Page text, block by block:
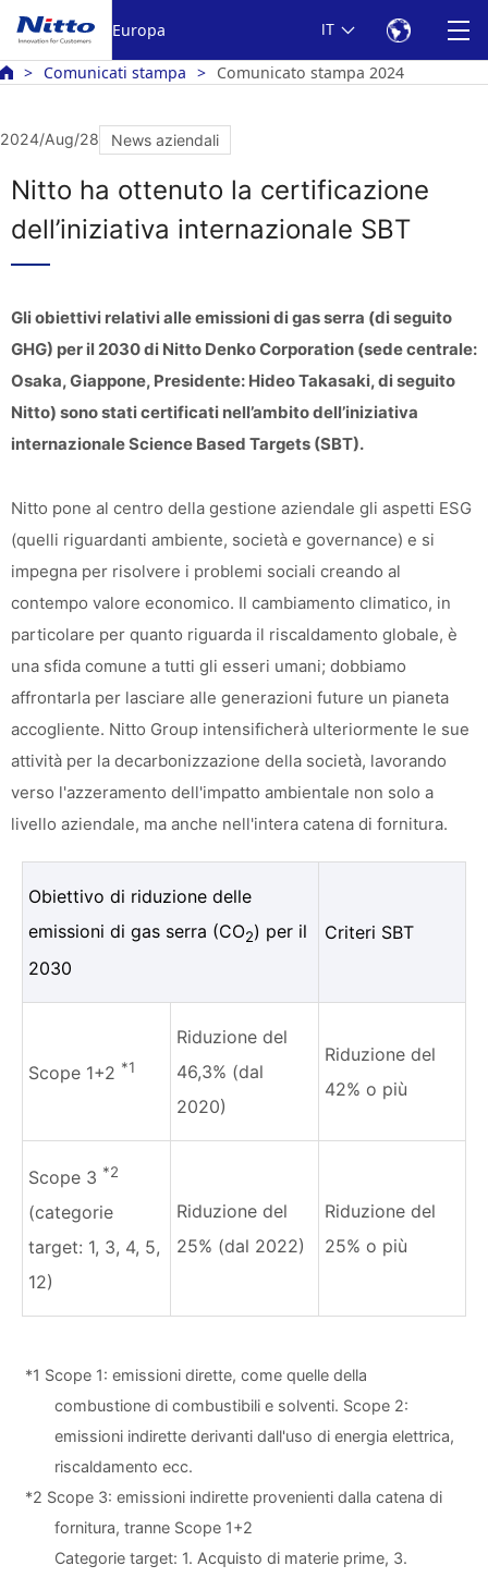
Europa IT
Comunicati stampa Comunicato stampa 2024
2024/Aug/28 News aziendali
Nitto ha ottenuto la certificazione
dell’iniziativa internazionale SBT
Gli obiettivi relativi alle emissioni di gas serra (di seguito
GHG) per il 2030 di Nitto Denko Corporation (sede centrale:
Osaka, Giappone, Presidente: Hideo Takasaki, di seguito
Nitto) sono stati certificati nell’ambito dell’iniziativa
internazionale Science Based Targets (SBT).
Nitto pone al centro della gestione aziendale gli aspetti ESG
(quelli riguardanti ambiente, società e governance) e si
impegna per risolvere i problemi sociali creando al
contempo valore economico. Il cambiamento climatico, in
particolare per quanto riguarda il riscaldamento globale, è
una sfida comune a tutti gli esseri umani; dobbiamo
affrontarla per lasciare alle generazioni future un pianeta
accogliente. Nitto Group intensificherà ulteriormente le sue
attività per la decarbonizzazione della società, lavorando
verso l'azzeramento dell'impatto ambientale non solo a
livello aziendale, ma anche nell'intera catena di fornitura.
Obiettivo di riduzione delle
emissioni di gas serra (CO2) per il
2030
Criteri SBT
Scope 1+2 *1
Riduzione del
46,3% (dal
2020)
Riduzione del
42% o più
Scope 3 *2
(categorie
target: 1, 3, 4, 5,
12)
Riduzione del
25% (dal 2022)
Riduzione del
25% o più
*1 Scope 1: emissioni dirette, come quelle della
combustione di combustibili e solventi. Scope 2:
emissioni indirette derivanti dall'uso di energia elettrica,
riscaldamento ecc.
*2 Scope 3: emissioni indirette provenienti dalla catena di
fornitura, tranne Scope 1+2
Categorie target: 1. Acquisto di materie prime, 3.